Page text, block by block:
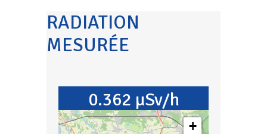
RADIATION
MESURÉE
0.362 µSv/h
+